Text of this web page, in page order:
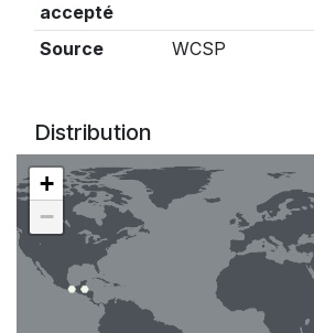
accepté
Source WCSP
Distribution
+
−